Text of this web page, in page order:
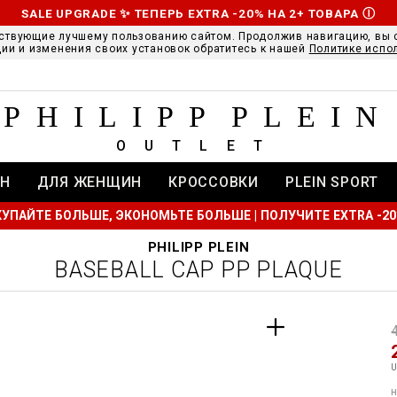
SALE UPGRADE ✨ ТЕПЕРЬ EXTRA -20% НА 2+ ТОВАРА Ⓘ
лучшему пользованию сайтом. Продолжив навигацию, вы
и изменения своих установок обратитесь к нашей Политике
PHILIPP PLEIN
OUTLET
ДЛЯ ЖЕНЩИН КРОССОВКИ PLEIN SPORT
БОЛЬШЕ, ЭКОНОМЬТЕ БОЛЬШЕ | ПОЛУЧИТЕ EXTRA -
PHILIPP PLEIN
BASEBALL CAP PP PLAQUE
D
e
t
a
l
h
t
t
p
:
P
r
t